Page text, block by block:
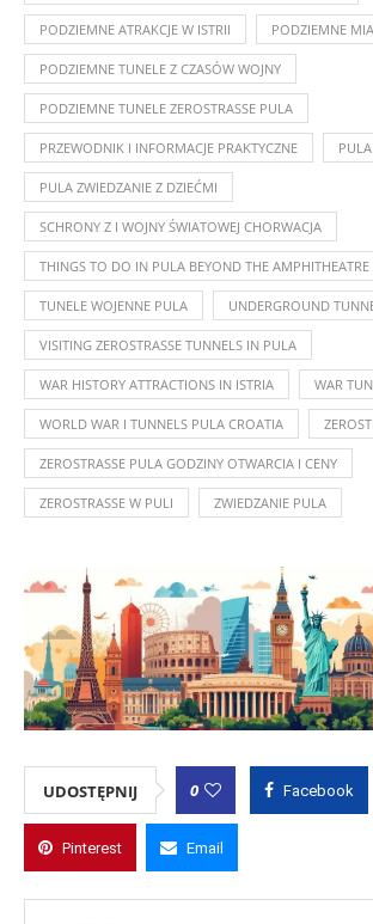
PODZIEMNE ATRAKCJE W ISTRII PODZIEMNE
PODZIEMNE TUNELE Z CZASÓW WOJNY
PODZIEMNE TUNELE ZEROSTRASSE PULA
PRZEWODNIK I INFORMACJE PRAKTYCZNE
PULA ZWIEDZANIE Z DZIEĆMI
SCHRONY Z I WOJNY ŚWIATOWEJ CHORWACJA
THINGS TO DO IN PULA BEYOND THE AMPHITHEATRE
TUNELE WOJENNE PULA UNDERGROUND
VISITING ZEROSTRASSE TUNNELS IN PULA
WAR HISTORY ATTRACTIONS IN ISTRIA WAR
WORLD WAR I TUNNELS PULA CROATIA
ZEROSTRASSE PULA GODZINY OTWARCIA I CENY
ZEROSTRASSE W PULI ZWIEDZANIE PULA
UDOSTĘPNIJ 0 Facebook
Pinterest Email